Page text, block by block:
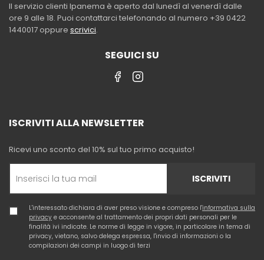
Il servizio clienti Ipanema è aperto dal lunedì al venerdì dalle
ore 9 alle 18. Puoi contattarci telefonando al numero +39 0422
1440017 oppure scrivici.
SEGUICI SU
ISCRIVITI ALLA NEWSLETTER
Ricevi uno sconto del 10% sul tuo primo acquisto!
ISCRIVITI
L'interessato dichiara di aver preso visione e compreso l'informativa sulla
privacy e acconsente al trattamento dei propri dati personali per le
finalità ivi indicate. Le norme di legge in vigore, in particolare in tema di
privacy, vietano, salvo delega espressa, l'invio di informazioni o la
compilazioni dei campi in luogo di terzi